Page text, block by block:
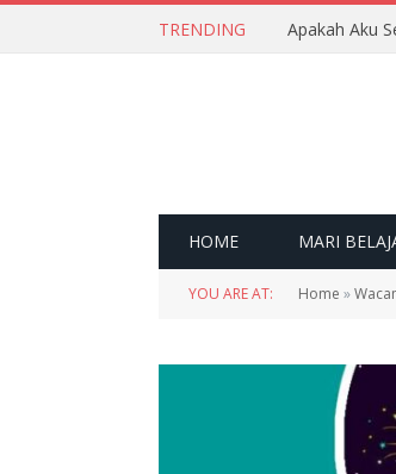
TRENDING Apakah Aku
HOME MARI
YOU ARE AT: Home »